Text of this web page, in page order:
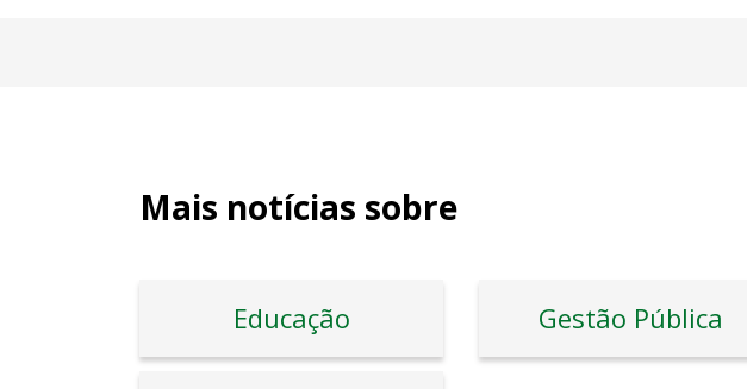
Mais notícias sobre
Educação Gestão Pública